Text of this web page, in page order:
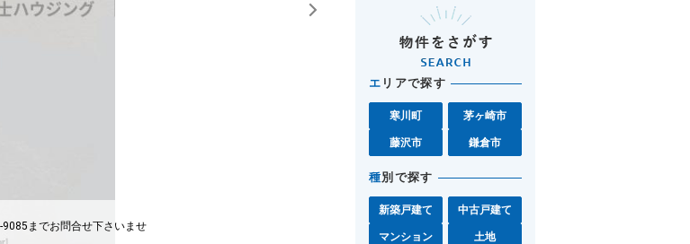
までお問合せ下さいませ リビング お昼は光が差し込むLDKになります
エ リアで探す
寒川町 茅ヶ崎市
藤沢市 鎌倉市
種別で探す
新築戸建て 中古戸建て
マンション 土地